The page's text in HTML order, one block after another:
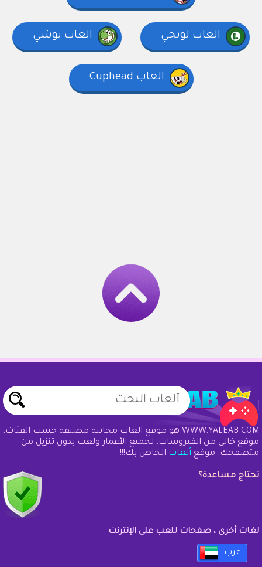
العاب لويجي العاب يوشي
العاب Cuphead
WWW.YALEAB.COM هو موقع ألعاب مجانية مصنفة حسب الفئات،
موقع خالي من الفيروسات، لجميع الأعمار ولعب بدون تنزيل من
متصفحك. موقع ألعاب الخاص بك!!!
تحتاج مساعدة؟
لغات أخرى ، صفحات للعب على الإنترنت
عرب